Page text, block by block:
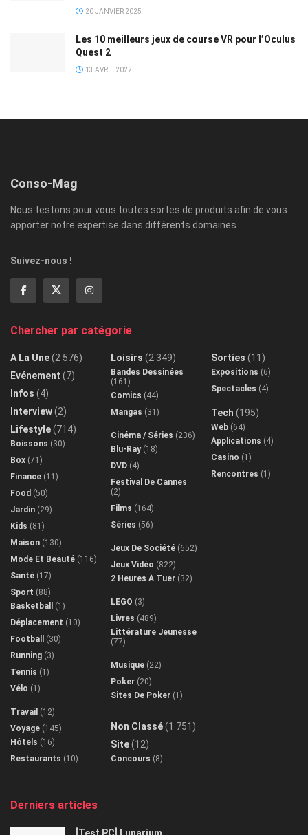
20 JANVIER 2025
Les 10 meilleurs jeux de course VR pour l’Oculus
Quest 2
13 AVRIL 2022
Conso-Mag
Nous testons pour vous toutes sortes de produits afin de vous
apporter notre expertise dans différents domaines.
Suivez-nous !
Chercher par catégorie
A La Une(2 576)
Evénement (7)
Infos (4)
Interview(2)
Lifestyle(714)
Boissons (30)
Box (71)
Finance (11)
Food (50)
Jardin (29)
Kids (81)
Maison (130)
Mode Et Beauté (116)
Santé (17)
Sport (88)
Basketball
(1)
Déplacement (10)
Football
(30)
Running (3)
Tennis (1)
Vélo (1)
Travail (12)
Voyage (145)
Hôtels (16)
Restaurants (10)
Loisirs (2 349)
Bandes Dessinées
(161)
Comics (44)
Mangas (31)
Cinéma / Séries (236)
Blu-Ray(18)
DVD (4)
Festival De Cannes
(2)
Films (164)
Séries (56)
Jeux De Société (652)
Jeux Vidéo (822)
2 Heures À Tuer (32)
LEGO (3)
Livres (489)
Littérature Jeunesse
(77)
Musique (22)
Poker (20)
Sites De Poker (1)
Non Classé(1 751)
Site(12)
Concours (8)
Sorties (11)
Expositions (6)
Spectacles (4)
Tech (195)
Web (64)
Applications (4)
Casino (1)
Rencontres (1)
Derniers articles